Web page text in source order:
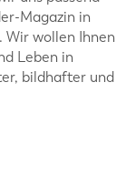
Magazin in
Wir wollen Ihnen
Leben in
bildhafter und